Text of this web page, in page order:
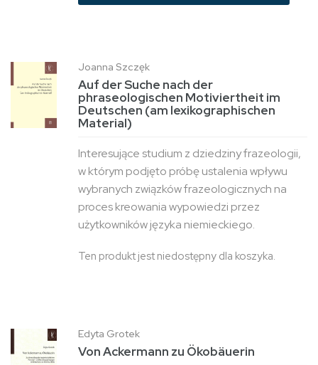
Joanna Szczęk
Auf der Suche nach der
phraseologischen Motiviertheit im
Deutschen (am lexikographischen
Material)
Interesujące studium z dziedziny frazeologii,
w którym podjęto próbę ustalenia wpływu
wybranych związków frazeologicznych na
proces kreowania wypowiedzi przez
użytkowników języka niemieckiego.
Ten produkt jest niedostępny dla koszyka.
Edyta Grotek
Von Ackermann zu Ökobäuerin